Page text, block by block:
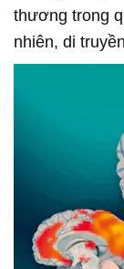
thương trong
nhiên, di